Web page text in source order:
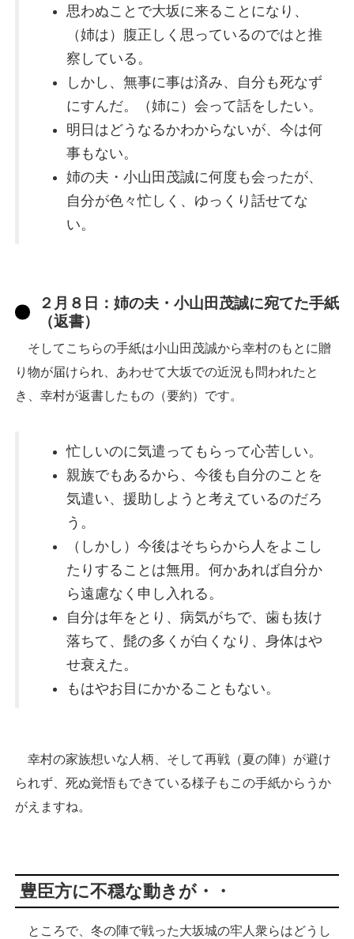
思わぬことで大坂に来ることになり、
（姉は）腹正しく思っているのではと推
察している。
しかし、無事に事は済み、自分も死なず
にすんだ。（姉に）会って話をしたい。
明日はどうなるかわからないが、今は何
事もない。
姉の夫・小山田茂誠に何度も会ったが、
自分が色々忙しく、ゆっくり話せてな
い。
２月８日：姉の夫・小山田茂誠に宛てた手紙
（返書）
そしてこちらの手紙は小山田茂誠から幸村のもとに贈
り物が届けられ、あわせて大坂での近況も問われたと
き、幸村が返書したもの（要約）です。
忙しいのに気遣ってもらって心苦しい。
親族でもあるから、今後も自分のことを
気遣い、援助しようと考えているのだろ
う。
（しかし）今後はそちらから人をよこし
たりすることは無用。何かあれば自分か
ら遠慮なく申し入れる。
自分は年をとり、病気がちで、歯も抜け
落ちて、髭の多くが白くなり、身体はや
せ衰えた。
もはやお目にかかることもない。
幸村の家族想いな人柄、そして再戦（夏の陣）が避け
られず、死ぬ覚悟もできている様子もこの手紙からうか
がえますね。
豊臣方に不穏な動きが・・
ところで、冬の陣で戦った大坂城の牢人衆らはどうし